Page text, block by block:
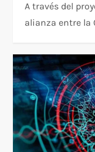
A través del
alianza entre la